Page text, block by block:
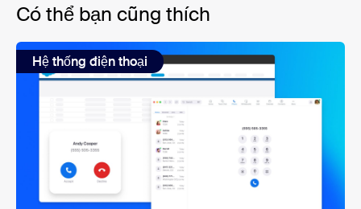
Có thể bạn cũng thích
Hệ thống điện thoại